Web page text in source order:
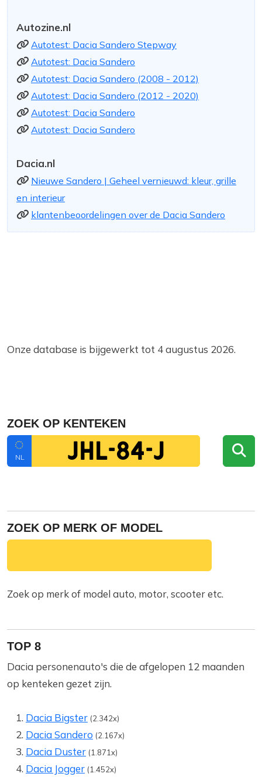
Autozine.nl
Autotest: Dacia Sandero Stepway
Autotest: Dacia Sandero
Autotest: Dacia Sandero (2008 - 2012)
Autotest: Dacia Sandero (2012 - 2020)
Autotest: Dacia Sandero
Autotest: Dacia Sandero
Dacia.nl
Nieuwe Sandero | Geheel vernieuwd: kleur, grille
en interieur
klantenbeoordelingen over de Dacia Sandero
Onze database is bijgewerkt tot 4 augustus 2026.
ZOEK OP KENTEKEN
NL
ZOEK OP MERK OF MODEL
Zoek op merk of model auto, motor, scooter etc.
TOP 8
Dacia personenauto's die de afgelopen 12 maanden
op kenteken gezet zijn.
Dacia Bigster (2.342x)
Dacia Sandero (2.167x)
Dacia Duster (1.871x)
Dacia Jogger (1.452x)